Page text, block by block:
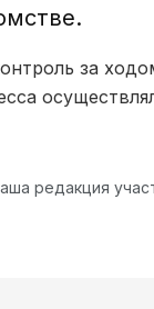
за
редакция